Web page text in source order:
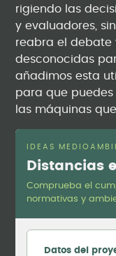
rigiendo las
y evaluadores,
reabra el debate
desconocidas
añadimos esta
para que
las máquinas
IDEAS
Distancias
Comprueba el
normativas y
Datos del